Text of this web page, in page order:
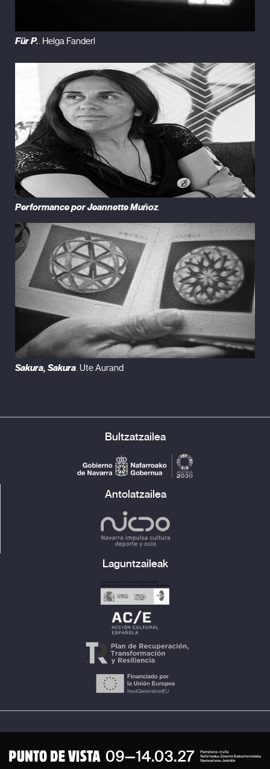
Für P. . Helga Fanderl
Performance por Jeannette Muñoz.
Sakura, Sakura. Ute Aurand
Bultzatzailea
Antolatzailea
Laguntzaileak